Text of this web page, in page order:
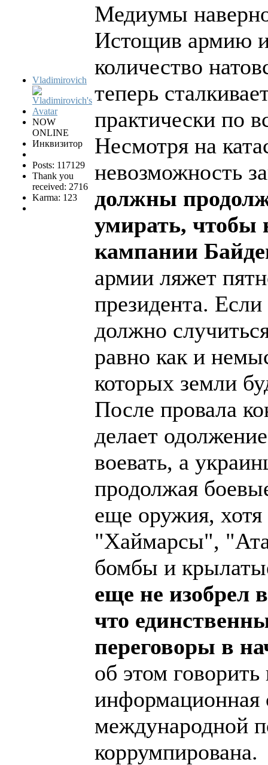
Vladimirovich
NOW
ONLINE
Инквизитор
Posts: 117129
Thank you
received: 2716
Karma: 123
Медиумы
Истощив армию
количество
теперь
практически по
Несмотря на
невозможность
должны
умирать, чтобы
кампании
армии ляжет
президента.
должно
равно как и
которых земли
После провала
делает
воевать, а
продолжая
еще оружия,
"Хаймарсы",
бомбы и
еще не изобрел
что
переговоры в
об этом
информационная
международной
коррумпирована.